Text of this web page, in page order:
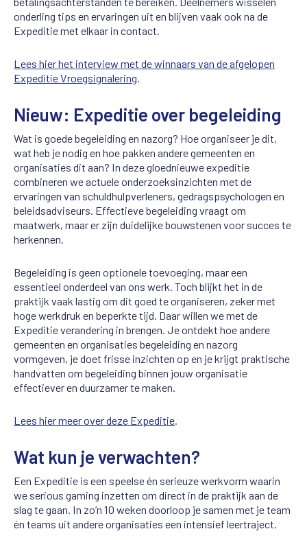
onderling tips en ervaringen uit en blijven vaak ook na de
Expeditie met elkaar in contact.
Lees hier het interview met de winnaars van de afgelopen
Expeditie Vroegsignalering.
Nieuw: Expeditie over begeleiding
Wat is goede begeleiding en nazorg? Hoe organiseer je dit,
wat heb je nodig en hoe pakken andere gemeenten en
organisaties dit aan? In deze gloednieuwe expeditie
combineren we actuele onderzoeksinzichten met de
ervaringen van schuldhulpverleners, gedragspsychologen en
beleidsadviseurs. Effectieve begeleiding vraagt om
maatwerk, maar er zijn duidelijke bouwstenen voor succes te
herkennen.
Begeleiding is geen optionele toevoeging, maar een
essentieel onderdeel van ons werk. Toch blijkt het in de
praktijk vaak lastig om dit goed te organiseren, zeker met
hoge werkdruk en beperkte tijd. Daar willen we met de
Expeditie verandering in brengen. Je ontdekt hoe andere
gemeenten en organisaties begeleiding en nazorg
vormgeven, je doet frisse inzichten op en je krijgt praktische
handvatten om begeleiding binnen jouw organisatie
effectiever en duurzamer te maken.
Lees hier meer over deze Expeditie.
Wat kun je verwachten?
Een Expeditie is een speelse én serieuze werkvorm waarin
we serious gaming inzetten om direct in de praktijk aan de
slag te gaan. In zo’n 10 weken doorloop je samen met je team
én teams uit andere organisaties een intensief leertraject.